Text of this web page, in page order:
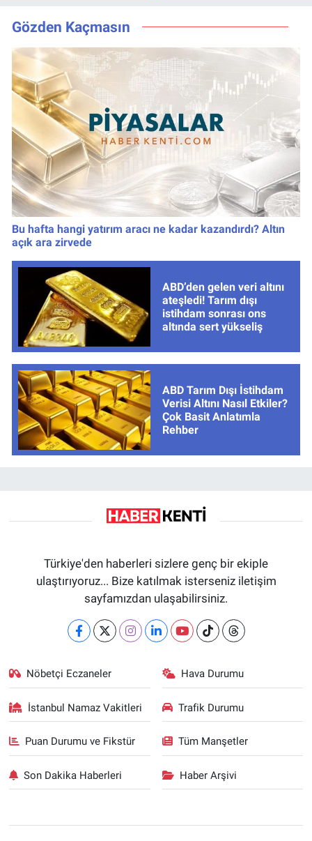
numaralar
Gözden Kaçmasın
Bu hafta hangi yatırım aracı ne kadar kazandırdı? Altın
açık ara zirvede
ABD’den gelen veri altını
ateşledi! Tarım dışı
istihdam sonrası ons
altında sert yükseliş
ABD Tarım Dışı İstihdam
Verisi Altını Nasıl Etkiler?
Çok Basit Anlatımla
Rehber
Türkiye'den haberleri sizlere genç bir ekiple
ulaştırıyoruz... Bize katılmak isterseniz iletişim
sayfamızdan ulaşabilirsiniz.
Nöbetçi Eczaneler Hava Durumu
İstanbul Namaz Vakitleri Trafik Durumu
Puan Durumu ve Fikstür Tüm Manşetler
Son Dakika Haberleri Haber Arşivi